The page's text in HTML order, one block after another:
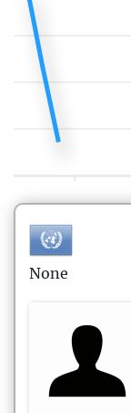
None